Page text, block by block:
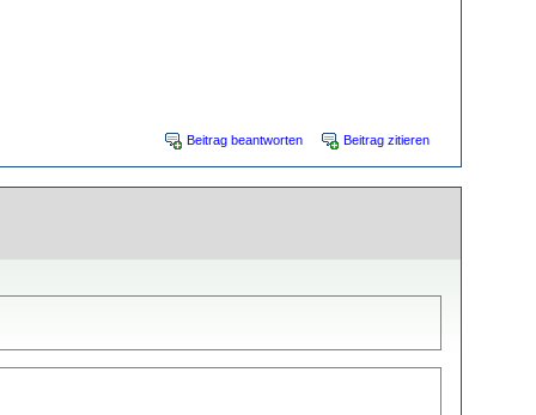
Beitrag beantworten Beitrag zitieren